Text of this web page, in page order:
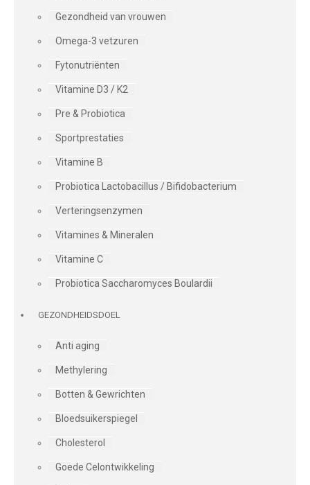
Gezondheid van vrouwen
Omega-3 vetzuren
Fytonutriënten
Vitamine D3 / K2
Pre & Probiotica
Sportprestaties
Vitamine B
Probiotica Lactobacillus / Bifidobacterium
Verteringsenzymen
Vitamines & Mineralen
Vitamine C
Probiotica Saccharomyces Boulardii
GEZONDHEIDSDOEL
Anti aging
Methylering
Botten & Gewrichten
Bloedsuikerspiegel
Cholesterol
Goede Celontwikkeling